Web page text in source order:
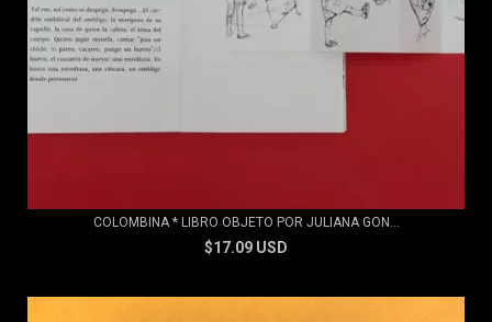
COLOMBINA * LIBRO OBJETO POR JULIANA GON...
$17.09 USD